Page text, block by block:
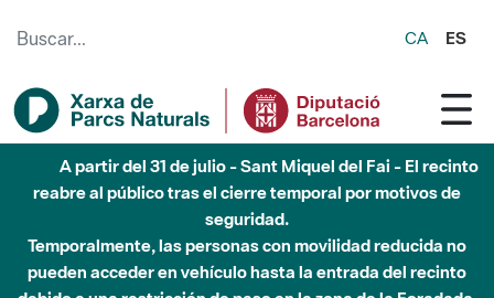
CA ES
A partir del 31 de julio - Sant Miquel del Fai - El recinto
reabre al público tras el cierre temporal por motivos de
seguridad.
Temporalmente, las personas con movilidad reducida no
pueden acceder en vehículo hasta la entrada del recinto